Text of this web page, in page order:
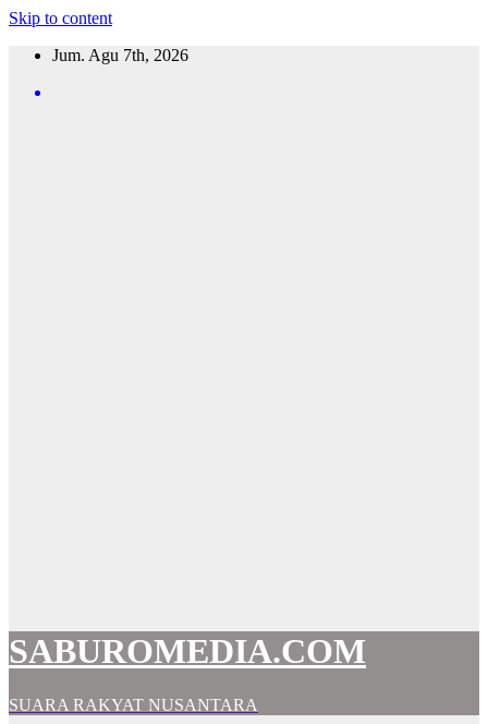
Skip to content
Jum. Agu 7th, 2026
SABUROMEDIA.COM
SUARA RAKYAT NUSANTARA